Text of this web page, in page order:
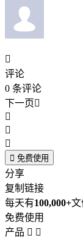

评论
0 条评论
下一页



 免费使用
分享
复制链接
每天有100,000+文
免费使用
产品  